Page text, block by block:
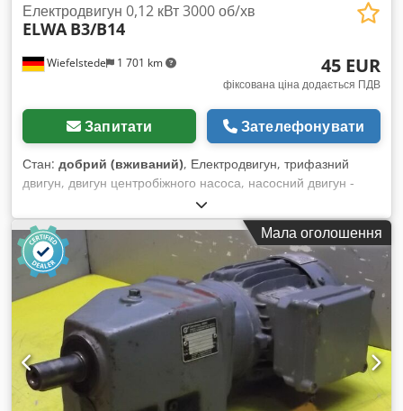
Wiefelstede 1 701 km
Електродвигун 0,12 кВт 3000 об/хв
ELWA B3/B14
45 EUR
фіксована ціна додається ПДВ
Запитати Зателефонувати
Стан: добрий (вживаний), Електродвигун, трифазний
двигун, двигун центробіжного насоса, насосний двигун -
Виробник: ELWA, електродвигун для центробіжного насоса -
Тип/потужність: на жаль, не читається - Оберти: 3000 об/хв
- Вал: Ø 12 x 35 мм - Конструктивне виконання: B3/B14,
див. фото Cjdpfov N U U Ajx An Hsrf - Ступінь захисту: IP44
- Габарити: 225/130/В160 мм - Вага: 5,4 кг
Мала оголошення